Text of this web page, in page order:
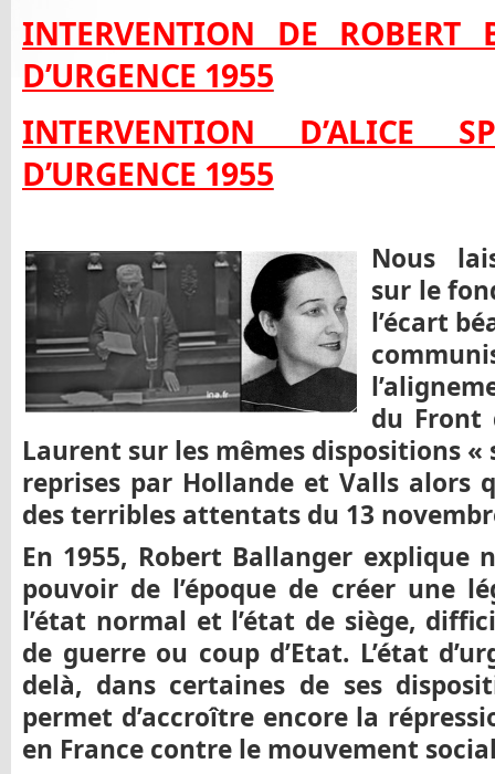
INTERVENTION DE ROBERT
D’URGENCE 1955
INTERVENTION D’ALICE
D’URGENCE 1955
Nous
sur le
l’écart
du Front
Laurent sur les mêmes dispositions «
reprises par Hollande et Valls alors
des terribles attentats du 13
En 1955, Robert Ballanger explique
pouvoir de l’époque de créer une
l’état normal et l’état de siège,
de guerre ou coup d’Etat. L’état
delà, dans certaines de ses
permet d’accroître encore la
en France contre le mouvement